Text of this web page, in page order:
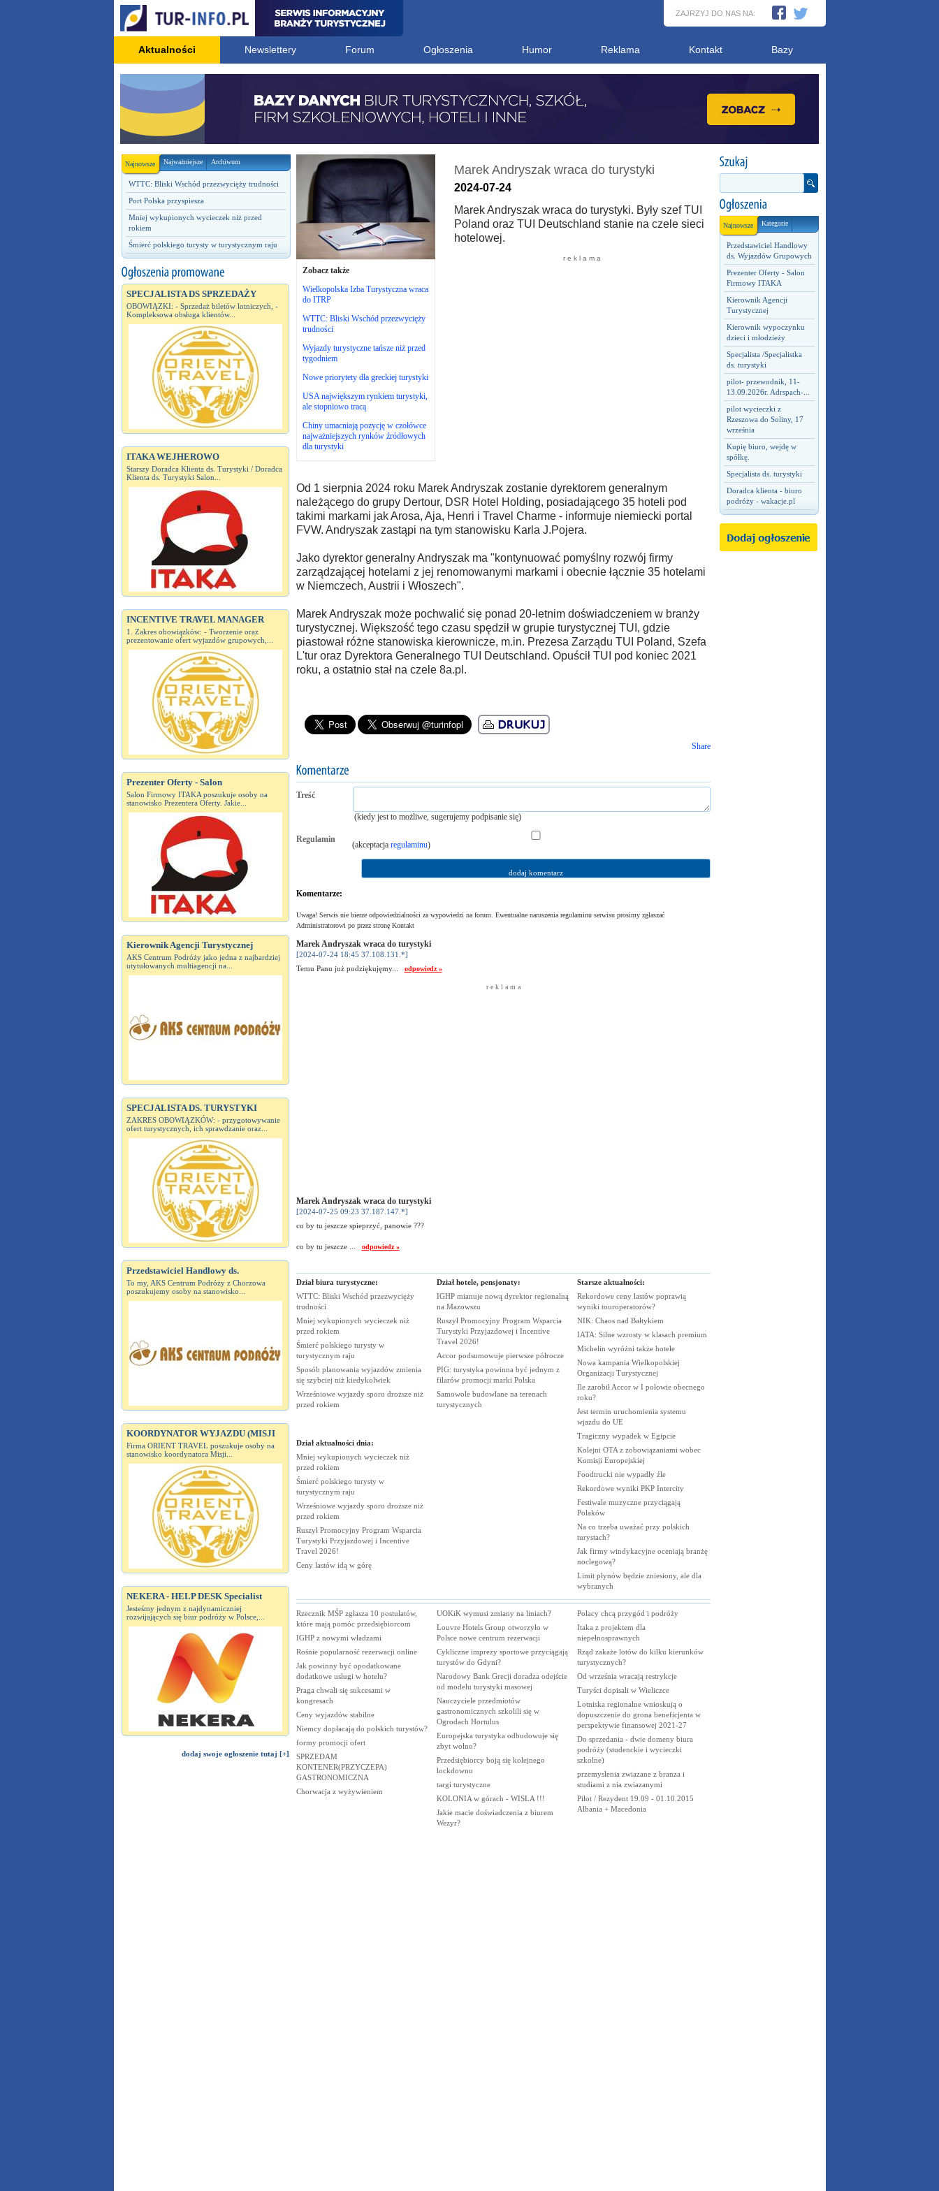
ZAJRZYJ DO NAS NA:
Aktualności Newslettery Forum Ogłoszenia Humor Reklama Kontakt Bazy
Najnowsze Najważniejsze Archiwum
WTTC: Bliski Wschód przezwycięży trudności
Port Polska przyspiesza
Mniej wykupionych wycieczek niż przed
rokiem
Śmierć polskiego turysty w turystycznym raju
SPECJALISTA DS SPRZEDAŻY
OBOWIĄZKI: - Sprzedaż biletów lotniczych, -
Kompleksowa obsługa klientów...
ITAKA WEJHEROWO
Starszy Doradca Klienta ds. Turystyki / Doradca
Klienta ds. Turystyki Salon...
INCENTIVE TRAVEL MANAGER
1. Zakres obowiązków: - Tworzenie oraz
prezentowanie ofert wyjazdów grupowych,...
Prezenter Oferty - Salon
Salon Firmowy ITAKA poszukuje osoby na
stanowisko Prezentera Oferty. Jakie...
Kierownik Agencji Turystycznej
AKS Centrum Podróży jako jedna z najbardziej
utytułowanych multiagencji na...
SPECJALISTA DS. TURYSTYKI
ZAKRES OBOWIĄZKÓW: - przygotowywanie
ofert turystycznych, ich sprawdzanie oraz...
Przedstawiciel Handlowy ds.
To my, AKS Centrum Podróży z Chorzowa
poszukujemy osoby na stanowisko...
KOORDYNATOR WYJAZDU (MISJI
Firma ORIENT TRAVEL poszukuje osoby na
stanowisko koordynatora Misji...
NEKERA - HELP DESK Specialist
Jesteśmy jednym z najdynamiczniej
rozwijających się biur podróży w Polsce,...
dodaj swoje ogłoszenie tutaj [+]
Najnowsze Kategorie
Przedstawiciel Handlowy
ds. Wyjazdów Grupowych
Prezenter Oferty - Salon
Firmowy ITAKA
Kierownik Agencji
Turystycznej
Kierownik wypoczynku
dzieci i młodzieży
Specjalista /Specjalistka
ds. turystyki
pilot- przewodnik, 11-
13.09.2026r. Adrspach-...
pilot wycieczki z
Rzeszowa do Soliny, 17
września
Kupię biuro, wejdę w
spółkę.
Specjalista ds. turystyki
Doradca klienta - biuro
podróży - wakacje.pl
Zobacz także
Wielkopolska Izba Turystyczna wraca
do ITRP
WTTC: Bliski Wschód przezwycięży
trudności
Wyjazdy turystyczne tańsze niż przed
tygodniem
Nowe priorytety dla greckiej turystyki
USA największym rynkiem turystyki,
ale stopniowo tracą
Chiny umacniają pozycję w czołówce
najważniejszych rynków źródłowych
dla turystyki
Marek Andryszak wraca do turystyki
2024-07-24
Marek Andryszak wraca do turystyki. Były szef TUI
Poland oraz TUI Deutschland stanie na czele sieci
hotelowej.
r e k l a m a
Od 1 sierpnia 2024 roku Marek Andryszak zostanie dyrektorem generalnym
należącego do grupy Dertour, DSR Hotel Holding, posiadającego 35 hoteli pod
takimi markami jak Arosa, Aja, Henri i Travel Charme - informuje niemiecki portal
FVW. Andryszak zastąpi na tym stanowisku Karla J.Pojera.
Jako dyrektor generalny Andryszak ma "kontynuować pomyślny rozwój firmy
zarządzającej hotelami z jej renomowanymi markami i obecnie łącznie 35 hotelami
w Niemczech, Austrii i Włoszech".
Marek Andryszak może pochwalić się ponad 20-letnim doświadczeniem w branży
turystycznej. Większość tego czasu spędził w grupie turystycznej TUI, gdzie
piastował różne stanowiska kierownicze, m.in. Prezesa Zarządu TUI Poland, Szefa
L'tur oraz Dyrektora Generalnego TUI Deutschland. Opuścił TUI pod koniec 2021
roku, a ostatnio stał na czele 8a.pl.
Share
Treść
(kiedy jest to możliwe, sugerujemy podpisanie się)
Regulamin
(akceptacja regulaminu)
Komentarze:
Uwaga! Serwis nie bierze odpowiedzialności za wypowiedzi na forum. Ewentualne naruszenia regulaminu serwisu prosimy zgłaszać
Administratorowi po przez stronę Kontakt
Marek Andryszak wraca do turystyki
[2024-07-24 18:45 37.108.131.*]
Temu Panu już podziękujęmy... odpowiedz »
r e k l a m a
Marek Andryszak wraca do turystyki
[2024-07-25 09:23 37.187.147.*]
co by tu jeszcze spieprzyć, panowie ???
co by tu jeszcze ... odpowiedz »
Dział biura turystyczne:
WTTC: Bliski Wschód przezwycięży
trudności
Mniej wykupionych wycieczek niż
przed rokiem
Śmierć polskiego turysty w
turystycznym raju
Sposób planowania wyjazdów zmienia
się szybciej niż kiedykolwiek
Wrześniowe wyjazdy sporo droższe niż
przed rokiem
Dział aktualności dnia:
Mniej wykupionych wycieczek niż
przed rokiem
Śmierć polskiego turysty w
turystycznym raju
Wrześniowe wyjazdy sporo droższe niż
przed rokiem
Ruszył Promocyjny Program Wsparcia
Turystyki Przyjazdowej i Incentive
Travel 2026!
Ceny lastów idą w górę
Dział hotele, pensjonaty:
IGHP mianuje nową dyrektor regionalną
na Mazowszu
Ruszył Promocyjny Program Wsparcia
Turystyki Przyjazdowej i Incentive
Travel 2026!
Accor podsumowuje pierwsze półrocze
PIG: turystyka powinna być jednym z
filarów promocji marki Polska
Samowole budowlane na terenach
turystycznych
Starsze aktualności:
Rekordowe ceny lastów poprawią
wyniki touroperatorów?
NIK: Chaos nad Bałtykiem
IATA: Silne wzrosty w klasach premium
Michelin wyróżni także hotele
Nowa kampania Wielkopolskiej
Organizacji Turystycznej
Ile zarobił Accor w I połowie obecnego
roku?
Jest termin uruchomienia systemu
wjazdu do UE
Tragiczny wypadek w Egipcie
Kolejni OTA z zobowiązaniami wobec
Komisji Europejskiej
Foodtrucki nie wypadły źle
Rekordowe wyniki PKP Intercity
Festiwale muzyczne przyciągają
Polaków
Na co trzeba uważać przy polskich
turystach?
Jak firmy windykacyjne oceniają branżę
noclegową?
Limit płynów będzie zniesiony, ale dla
wybranych
Rzecznik MŚP zgłasza 10 postulatów,
które mają pomóc przedsiębiorcom
IGHP z nowymi władzami
Rośnie popularność rezerwacji online
Jak powinny być opodatkowane
dodatkowe usługi w hotelu?
Praga chwali się sukcesami w
kongresach
Ceny wyjazdów stabilne
Niemcy dopłacają do polskich turystów?
formy promocji ofert
SPRZEDAM
KONTENER(PRZYCZEPA)
GASTRONOMICZNA
Chorwacja z wyżywieniem
UOKiK wymusi zmiany na liniach?
Louvre Hotels Group otworzyło w
Polsce nowe centrum rezerwacji
Cykliczne imprezy sportowe przyciągają
turystów do Gdyni?
Narodowy Bank Grecji doradza odejście
od modelu turystyki masowej
Nauczyciele przedmiotów
gastronomicznych szkolili się w
Ogrodach Hortulus
Europejska turystyka odbudowuje się
zbyt wolno?
Przedsiębiorcy boją się kolejnego
lockdownu
targi turystyczne
KOLONIA w górach - WISŁA !!!
Jakie macie doświadczenia z biurem
Wezyr?
Polacy chcą przygód i podróży
Itaka z projektem dla
niepełnosprawnych
Rząd zakaże lotów do kilku kierunków
turystycznych?
Od września wracają restrykcje
Turyści dopisali w Wieliczce
Lotniska regionalne wnioskują o
dopuszczenie do grona beneficjenta w
perspektywie finansowej 2021-27
Do sprzedania - dwie domeny biura
podróży (studenckie i wycieczki
szkolne)
przemyslenia zwiazane z branza i
studiami z nia zwiazanymi
Pilot / Rezydent 19.09 - 01.10.2015
Albania + Macedonia